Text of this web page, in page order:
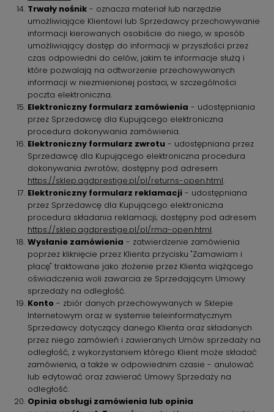
Trwały nośnik - oznacza materiał lub narzędzie
umożliwiające Klientowi lub Sprzedawcy przechowywanie
informacji kierowanych osobiście do niego, w sposób
umożliwiający dostęp do informacji w przyszłości przez
czas odpowiedni do celów, jakim te informacje służą i
które pozwalają na odtworzenie przechowywanych
informacji w niezmienionej postaci, w szczególności
poczta elektroniczna.
Elektroniczny formularz zamówienia - udostępniania
przez Sprzedawcę dla Kupującego elektroniczna
procedura dokonywania zamówienia.
Elektroniczny formularz zwrotu - udostępniana przez
Sprzedawcę dla Kupującego elektroniczna procedura
dokonywania zwrotów; dostępny pod adresem
https://sklep.agdprestige.pl/pl/returns-open.html.
Elektroniczny formularz reklamacji - udostępniana
przez Sprzedawcę dla Kupującego elektroniczna
procedura składania reklamacji; dostępny pod adresem
https://sklep.agdprestige.pl/pl/rma-open.html.
Wysłanie zamówienia - zatwierdzenie zamówienia
poprzez kliknięcie przez Klienta przycisku "Zamawiam i
płacę" traktowane jako złożenie przez Klienta wiążącego
oświadczenia woli zawarcia ze Sprzedającym Umowy
sprzedaży na odległość.
Konto - zbiór danych przechowywanych w Sklepie
Internetowym oraz w systemie teleinformatycznym
Sprzedawcy dotyczący danego Klienta oraz składanych
przez niego zamówień i zawieranych Umów sprzedaży na
odległość, z wykorzystaniem którego Klient może składać
zamówienia, a także w odpowiednim czasie - anulować
lub edytować oraz zawierać Umowy Sprzedaży na
odległość.
Opinia obsługi zamówienia lub opinia